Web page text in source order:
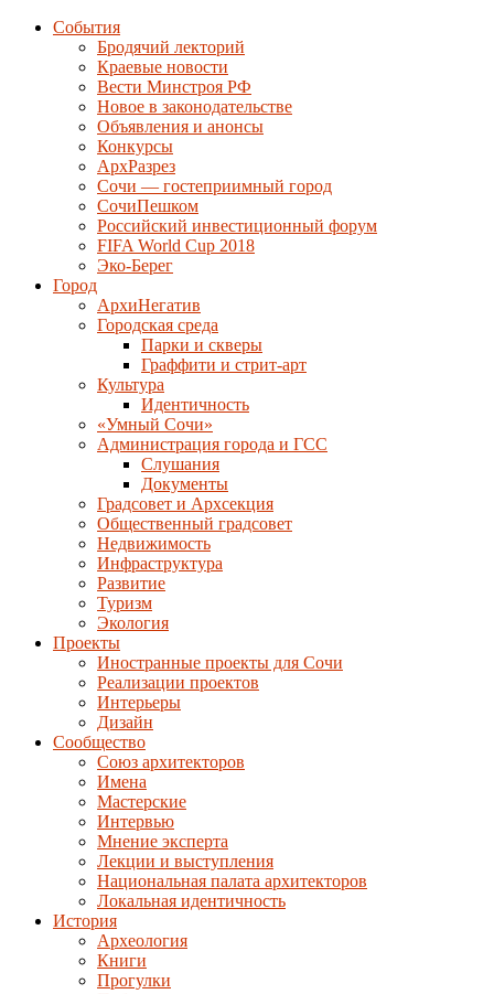
События
Бродячий лекторий
Краевые новости
Вести Минстроя РФ
Новое в законодательстве
Объявления и анонсы
Конкурсы
АрхРазрез
Сочи — гостеприимный город
СочиПешком
Российский инвестиционный форум
FIFA World Cup 2018
Эко-Берег
Город
АрхиНегатив
Городская среда
Парки и скверы
Граффити и стрит-арт
Культура
Идентичность
«Умный Сочи»
Администрация города и ГСС
Слушания
Документы
Градсовет и Архсекция
Общественный градсовет
Недвижимость
Инфраструктура
Развитие
Туризм
Экология
Проекты
Иностранные проекты для Сочи
Реализации проектов
Интерьеры
Дизайн
Сообщество
Союз архитекторов
Имена
Мастерские
Интервью
Мнение эксперта
Лекции и выступления
Национальная палата архитекторов
Локальная идентичность
История
Археология
Книги
Прогулки